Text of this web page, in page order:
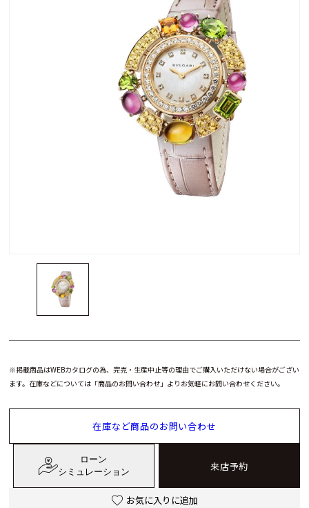
※掲載商品はWEBカタログの為、完売・生産中止等の理由でご購入いただけない場合がござい
ます。在庫などについては「商品のお問い合わせ」よりお気軽にお問い合わせください。
在庫など商品のお問い合わせ
ローン
シミュレーション
来店予約
お気に入りに追加